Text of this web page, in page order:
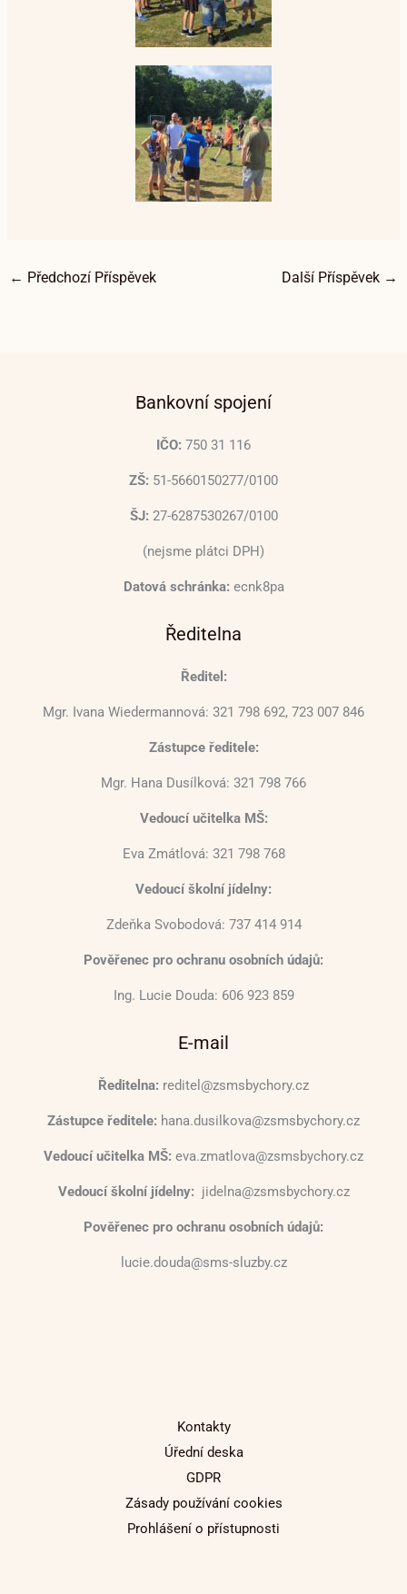
← Předchozí Příspěvek Další Příspěvek →
Bankovní spojení
IČO: 750 31 116
ZŠ: 51-5660150277/0100
ŠJ: 27-6287530267/0100
(nejsme plátci DPH)
Datová schránka: ecnk8pa
Ředitelna
Ředitel:
Mgr. Ivana Wiedermannová: 321 798 692, 723 007 846
Zástupce ředitele:
Mgr. Hana Dusílková: 321 798 766
Vedoucí učitelka MŠ:
Eva Zmátlová: 321 798 768
Vedoucí školní jídelny:
Zdeňka Svobodová: 737 414 914
Pověřenec pro ochranu osobních údajů:
Ing. Lucie Douda: 606 923 859
E-mail
Ředitelna: reditel@zsmsbychory.cz
Zástupce ředitele: hana.dusilkova@zsmsbychory.cz
Vedoucí učitelka MŠ: eva.zmatlova@zsmsbychory.cz
Vedoucí školní jídelny: jidelna@zsmsbychory.cz
Pověřenec pro ochranu osobních údajů:
lucie.douda@sms-sluzby.cz
Kontakty
Úřední deska
GDPR
Zásady používání cookies
Prohlášení o přístupnosti